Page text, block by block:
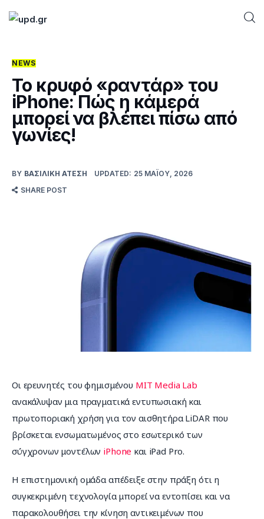
Home
News
Games
Futuring
Επικοινωνία
NEWS
Το κρυφό «ραντάρ» του
iPhone: Πώς η κάμερά
μπορεί να βλέπει πίσω από
γωνίες!
BY ΒΑΣΙΛΙΚΉ ΑΤΈΣΗ UPDATED: 25 ΜΑΪ́ΟΥ, 2026
SHARE POST
Οι ερευνητές του φημισμένου MIT Media Lab
ανακάλυψαν μια πραγματικά εντυπωσιακή και
πρωτοποριακή χρήση για τον αισθητήρα LiDAR που
βρίσκεται ενσωματωμένος στο εσωτερικό των
σύγχρονων μοντέλων iPhone και iPad Pro.
Η επιστημονική ομάδα απέδειξε στην πράξη ότι η
συγκεκριμένη τεχνολογία μπορεί να εντοπίσει και να
παρακολουθήσει την κίνηση αντικειμένων που